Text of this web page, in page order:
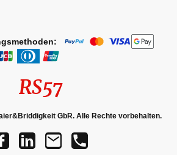
RS57
GbR. Alle Rechte vorbehalten.